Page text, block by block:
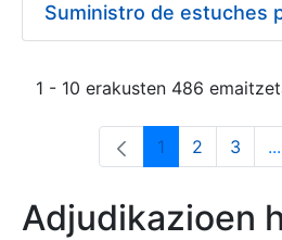
1 - 10 erakusten 486
Orrialdea
1 Orrialdea
2 3 ...
Adjudikazioen